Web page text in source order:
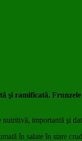
şi ramificată.
importantă şi
în salate în stare